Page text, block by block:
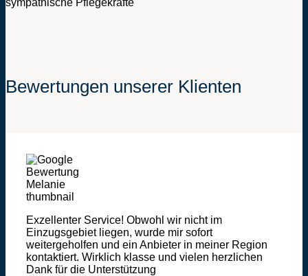
sympathische Pflegekräfte
Bewertungen unserer Klienten
Exzellenter Service! Obwohl wir nicht im
Einzugsgebiet liegen, wurde mir sofort
weitergeholfen und ein Anbieter in meiner Region
kontaktiert. Wirklich klasse und vielen herzlichen
Dank für die Unterstützung